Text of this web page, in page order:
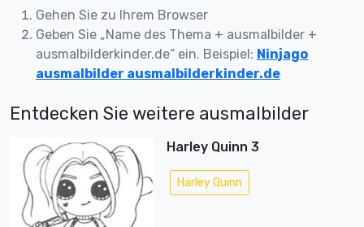
Gehen Sie zu Ihrem Browser
Geben Sie „Name des Thema + ausmalbilder +
ausmalbilderkinder.de“ ein. Beispiel: Ninjago
ausmalbilder ausmalbilderkinder.de
Entdecken Sie weitere ausmalbilder
Harley Quinn 3
Harley Quinn